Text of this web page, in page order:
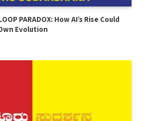
PARADOX: How AI’s Rise Could
Evolution